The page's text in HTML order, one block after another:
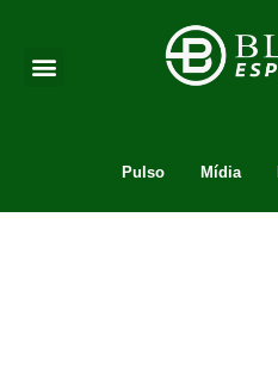
Pulso Mídia